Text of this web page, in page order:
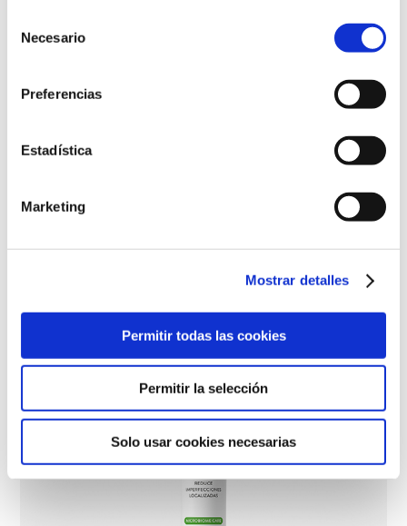
Más información
Necesario
Preferencias
Estadística
Marketing
Mostrar detalles
Permitir todas las cookies
Permitir la selección
Solo usar cookies necesarias
Mattító hidratáló krém